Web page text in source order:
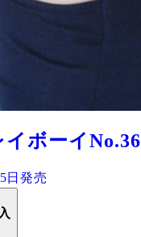
ボーイNo.36
日発売